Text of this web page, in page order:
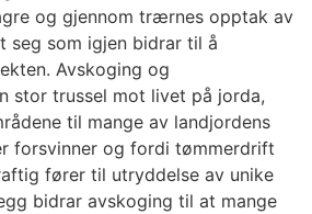
og gjennom trærnes opptak av
seg som igjen bidrar til å
Avskoging og
stor trussel mot livet på jorda,
til mange av landjordens
forsvinner og fordi tømmerdrift
fører til utryddelse av unike
bidrar avskoging til at mange